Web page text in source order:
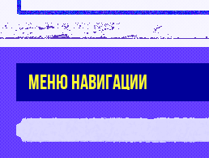
МЕНЮ НАВИГАЦИИ